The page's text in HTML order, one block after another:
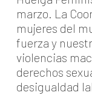
marzo. La
mujeres del
fuerza y
violencias
derechos
desigualdad